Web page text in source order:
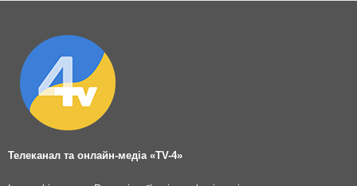
Телеканал та онлайн-медіа «TV-4»